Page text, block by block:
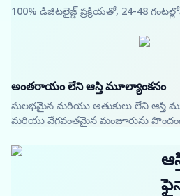
100% డిజిటలైజ్డ్ ప్రక్రియతో, 24-48
అంతరాయం లేని ఆస్తి మూల్యాంకనం
సులభమైన మరియు అతుకులు లేని ఆస్తి
మరియు వేగవంతమైన మంజూరును